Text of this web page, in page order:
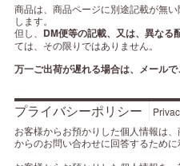
商品は、商品ページに別途記載が無
します。
但し、 DM便等の記載、又は、異なる
ては、その限りではありません。
万一ご出荷が遅れる場合は、メール
プライバシーポリシー
お客様からお預かりした個人情報は
からのお問い合わせに回答するために